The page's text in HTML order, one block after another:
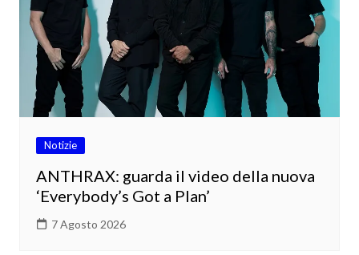
Notizie
ANTHRAX: guarda il video della nuova
‘Everybody’s Got a Plan’
7 Agosto 2026